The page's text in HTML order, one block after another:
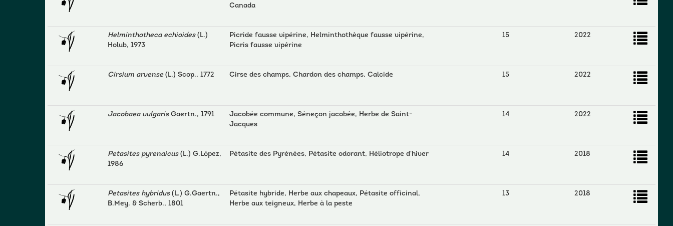
Canada
Helminthotheca echioides(L.)
Holub, 1973
Picride fausse vipérine, Helminthothèque fausse vipérine,
Picris fausse vipérine
15 2022
Cirsium arvense(L.) Scop., 1772 Cirse des champs, Chardon des champs, Calcide 15 2022
Jacobaea vulgarisGaertn., 1791
Jacobée commune, Séneçon jacobée, Herbe de Saint-
Jacques
14 2022
Petasites pyrenaicus(L.) G.López,
1986
Pétasite des Pyrénées, Pétasite odorant, Héliotrope d'hiver 14 2018
Petasites hybridus(L.) G.Gaertn.,
B.Mey. & Scherb., 1801
Pétasite hybride, Herbe aux chapeaux, Pétasite officinal,
Herbe aux teigneux, Herbe à la peste
13 2018